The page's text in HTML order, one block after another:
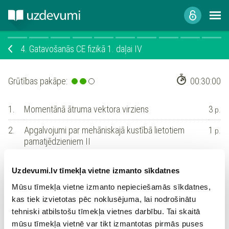
Uzdevumi.lv tīmekļa vietne izmanto sīkdatnes
Mūsu tīmekļa vietne izmanto nepieciešamās sīkdatnes,
kas tiek izvietotas pēc noklusējuma, lai nodrošinātu
tehniski atbilstošu tīmekļa vietnes darbību. Tai skaitā
mūsu tīmekļa vietnē var tikt izmantotas pirmās puses
4. Gatavošanās CE fizikā 1. daļai IV
Grūtības pakāpe: 00:30:00
1. Momentānā ātruma vektora virziens 3 p.
2.
Apgalvojumi par mehāniskajā kustībā lietotiem
pamatjēdzieniem II
1 p.
4. Difūzija
5. Klapeirona vienādojums
6. Izoparametrisko procesu un grafiku analīze